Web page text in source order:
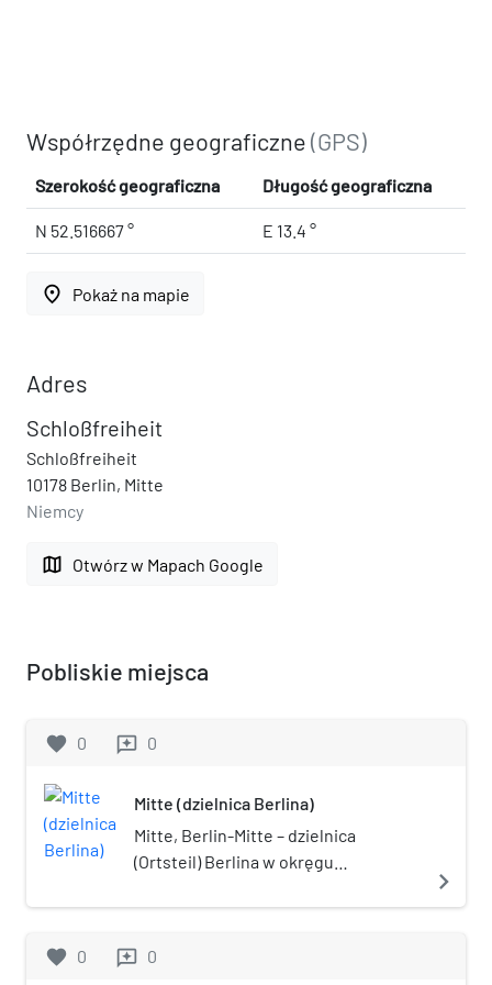
Współrzędne geograficzne(GPS)
Szerokość geograficzna Długość geograficzna
N 52.516667 ° E 13.4 °
place Pokaż na mapie
Adres
Schloßfreiheit
Schloßfreiheit
10178 Berlin, Mitte
Niemcy
map Otwórz w Mapach Google
Pobliskie miejsca
favorite 0 reviews 0
Mitte (dzielnica Berlina)
Mitte, Berlin-Mitte – dzielnica
(Ortsteil) Berlina w okręgu
października 1920 w granicach
dzielnicy. Leży w niej wschodnie
navigate_next
favorite 0 reviews 0